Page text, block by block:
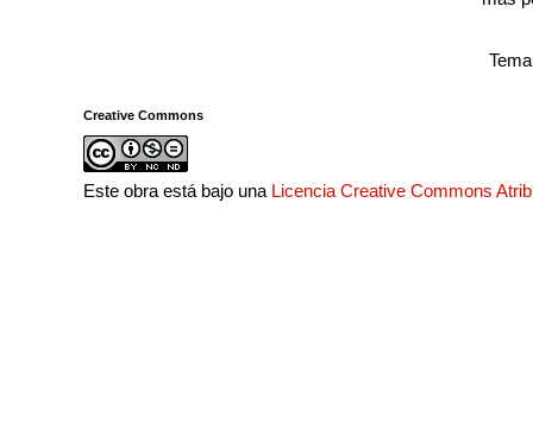
Creative Commons
Este obra está bajo una Licencia Creative Commons